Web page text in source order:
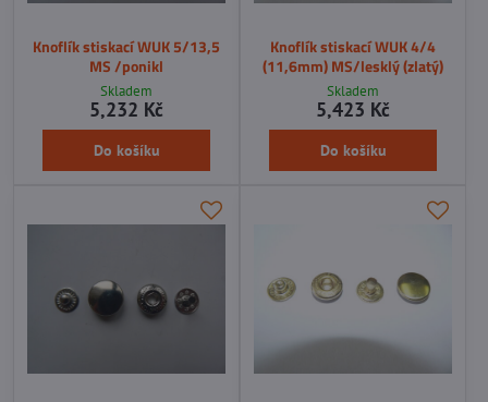
Knoflík stiskací WUK 5/13,5
MS /ponikl
Skladem
5,232 Kč
Do košíku
Knoflík stiskací WUK 4/4
(11,6mm) MS/lesklý (zlatý)
Skladem
5,423 Kč
Do košíku